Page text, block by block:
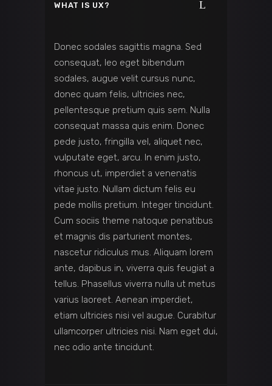
WHAT IS UX?
Donec sodales sagittis magna. Sed
consequat, leo eget bibendum
sodales, augue velit cursus nunc,
donec quam felis, ultricies nec,
pellentesque pretium quis sem. Nulla
consequat massa quis enim. Donec
pede justo, fringilla vel, aliquet nec,
vulputate eget, arcu. In enim justo,
rhoncus ut, imperdiet a venenatis
vitae justo. Nullam dictum felis eu
pede mollis pretium. Integer tincidunt.
Cum sociis theme natoque penatibus
et magnis dis parturient montes,
nascetur ridiculus mus. Aliquam lorem
ante, dapibus in, viverra quis feugiat a
tellus. Phasellus viverra nulla ut metus
varius laoreet. Aenean imperdiet,
etiam ultricies nisi vel augue. Curabitur
ullamcorper ultricies nisi. Nam eget dui,
nec odio ante tincidunt.